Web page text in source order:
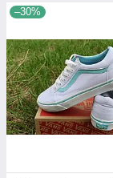
–30%